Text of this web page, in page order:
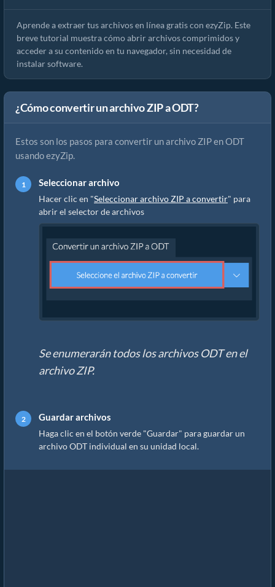
Aprende a extraer tus archivos en línea gratis con ezyZip. Este
breve tutorial muestra cómo abrir archivos comprimidos y
acceder a su contenido en tu navegador, sin necesidad de
instalar software.
¿Cómo convertir un archivo ZIP a ODT?
Estos son los pasos para convertir un archivo ZIP en ODT
usando ezyZip.
Seleccionar archivo
Hacer clic en "Seleccionar archivo ZIP a convertir" para
abrir el selector de archivos
Se enumerarán todos los archivos ODT en el
archivo ZIP.
Guardar archivos
Haga clic en el botón verde "Guardar" para guardar un
archivo ODT individual en su unidad local.